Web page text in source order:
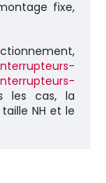
fixe,
les cas, la
NH et le